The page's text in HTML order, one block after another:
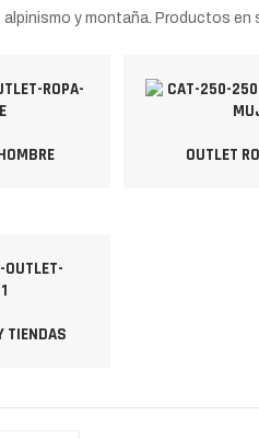
y montaña. Productos
OUTLET
TIENDAS